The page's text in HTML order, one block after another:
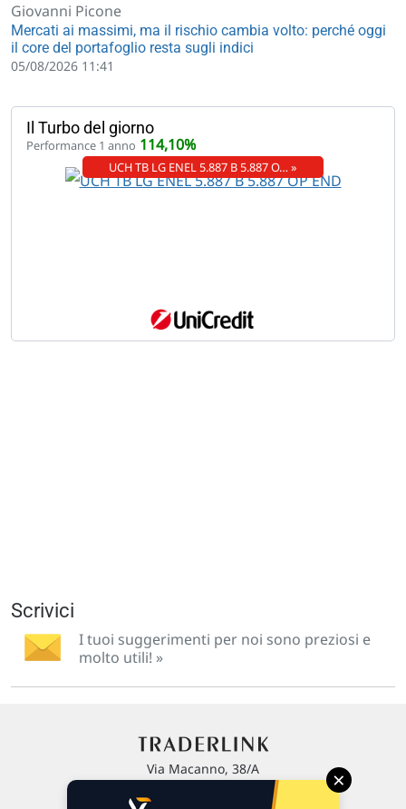
Giovanni Picone
Mercati ai massimi, ma il rischio cambia volto: perché oggi
il core del portafoglio resta sugli indici
05/08/2026 11:41
Il Turbo del giorno
Performance 1 anno 114,10%
UCH TB LG ENEL 5.887 B 5.887 O… »
Scrivici
I tuoi suggerimenti per noi sono preziosi e
molto utili! »
Via Macanno, 38/A
×